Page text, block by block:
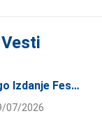
Drugo Izdanje Festivala JEDI.VOLI.DONIRAJ: Spoj Gastronomije I Solidarnosti
07/2026